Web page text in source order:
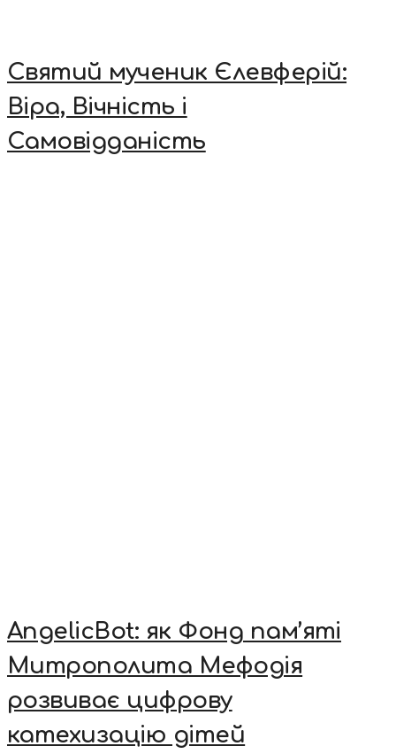
Святий мученик Єлевферій:
Віра, Вічність і
Самовідданість
AngelicBot: як Фонд пам’яті
Митрополита Мефодія
розвиває цифрову
катехизацію дітей